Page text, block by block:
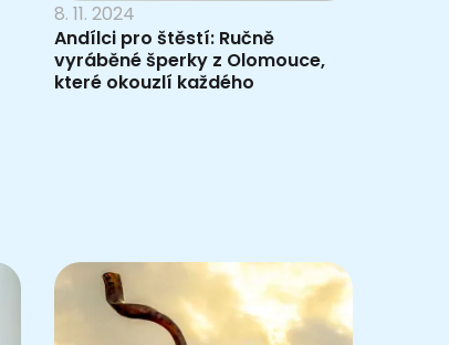
8. 11. 2024
Andílci pro štěstí: Ručně
vyráběné šperky z Olomouce,
které okouzlí každého